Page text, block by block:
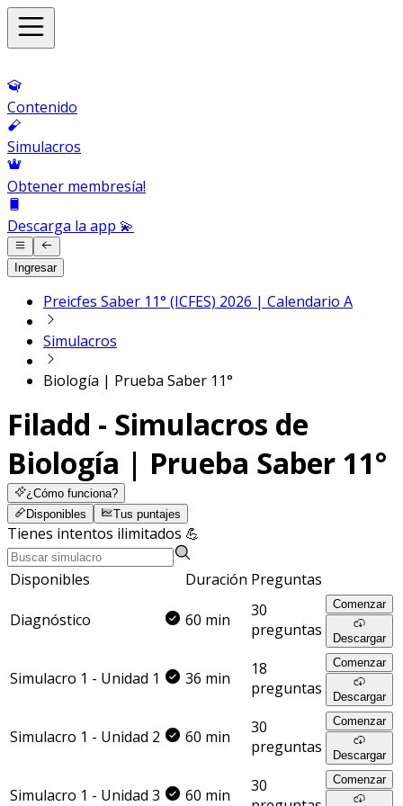
Contenido
Simulacros
Obtener membresía!
Descarga la app 💫
Ingresar
Preicfes Saber 11° (ICFES) 2026 | Calendario A
Simulacros
Biología | Prueba Saber 11°
Filadd - Simulacros de
Biología | Prueba Saber 11°
¿Cómo funciona?
Disponibles
Tus puntajes
Tienes intentos ilimitados 💪
Disponibles Duración Preguntas
Diagnóstico 60 min
30
preguntas
Comenzar
Descargar
Simulacro 1 - Unidad 1 36 min
18
preguntas
Comenzar
Descargar
Simulacro 1 - Unidad 2 60 min
30
preguntas
Comenzar
Descargar
Simulacro 1 - Unidad 3 60 min
30
Comenzar